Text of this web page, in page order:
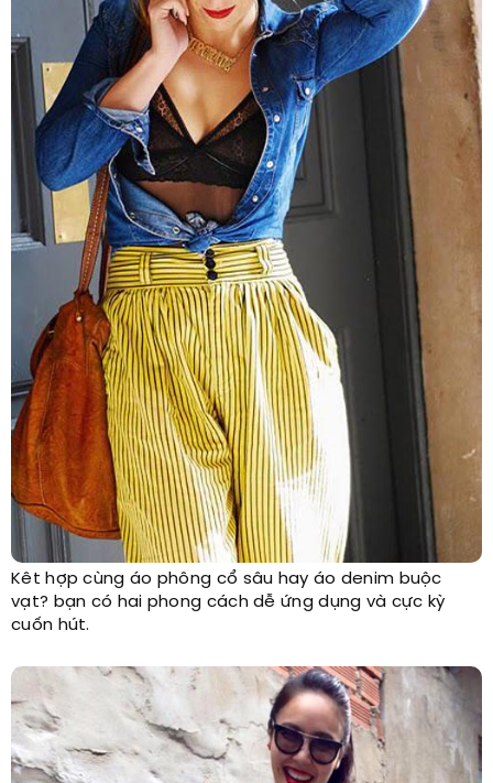
Kêt hợp cùng áo phông cổ sâu hay áo denim buộc
vạt? bạn có hai phong cách dễ ứng dụng và cực kỳ
cuốn hút.